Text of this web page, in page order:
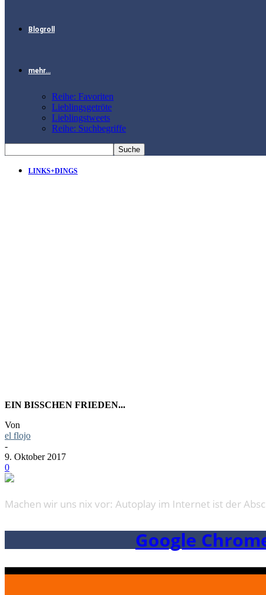
Blogroll
mehr…
Reihe: Favoriten
Lieblingsgetröte
Lieblingstweets
Reihe: Suchbegriffe
LINKS+DINGS
EIN BISSCHEN FRIEDEN...
Von
el flojo
-
9. Oktober 2017
0
Machen wir uns nix vor: Autoplay im Internet ist der
Google